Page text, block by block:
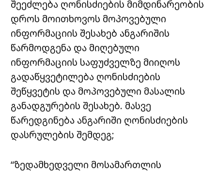
შეეძლება ღონისძიების მიმდინარეობის
დროს მოითხოვოს მოპოვებული
ინფორმაციის შესახებ ანგარიშის
წარმოდგენა და მიღებული
ინფორმაციის საფუძველზე მიიღოს
გადაწყვეტილება ღონისძიების
შეწყვეტის და მოპოვებული მასალის
განადგურების შესახებ. მასვე
წარედგინება ანგარიში ღონისძიების
დასრულების შემდეგ;
“ზედამხედველი მოსამართლის